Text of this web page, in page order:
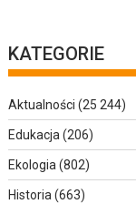
KATEGORIE
Aktualności (25 244)
Edukacja (206)
Ekologia (802)
Historia (663)